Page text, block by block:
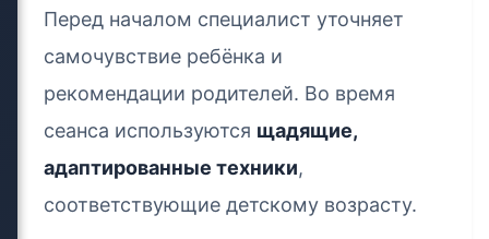
Перед началом специалист уточняет
самочувствие ребёнка и
рекомендации родителей. Во время
сеанса используются щадящие,
адаптированные техники,
соответствующие детскому возрасту.